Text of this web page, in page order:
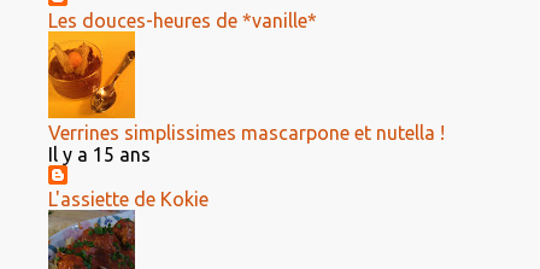
Les douces-heures de *vanille*
Verrines simplissimes mascarpone et nutella !
Il y a 15 ans
L'assiette de Kokie